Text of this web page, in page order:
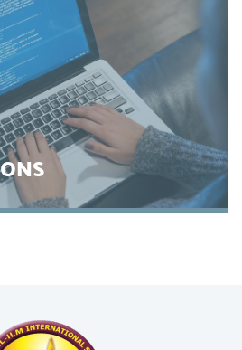
direct links to frequently used
parents, teachers, and visitors.
portions , available for the main tests,